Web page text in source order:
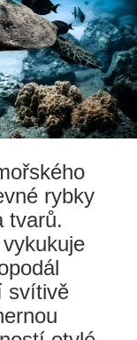
rybky
tvarů.
svítivě